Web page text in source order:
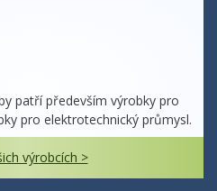
patří především výrobky pro
pro elektrotechnický průmysl.
výrobcích >